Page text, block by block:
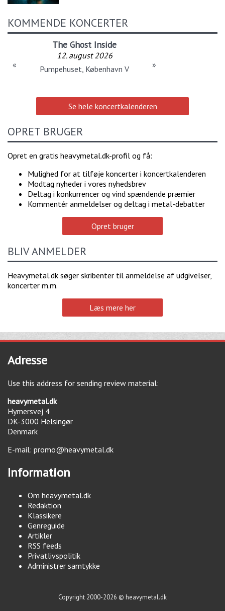
KOMMENDE KONCERTER
The Ghost Inside
12. august 2026
Pumpehuset, København V
« »
Se hele koncertkalenderen
OPRET BRUGER
Opret en gratis heavymetal.dk-profil og få:
Mulighed for at tilføje koncerter i koncertkalenderen
Modtag nyheder i vores nyhedsbrev
Deltag i konkurrencer og vind spændende præmier
Kommentér anmeldelser og deltag i metal-debatter
Opret bruger
BLIV ANMELDER
Heavymetal.dk søger skribenter til anmeldelse af udgivelser,
koncerter m.m.
Læs mere her
Adresse
Use this address for sending review material:
heavymetal.dk
Hymersvej 4
DK-3000 Helsingør
Denmark
E-mail: promo@heavymetal.dk
Information
Om heavymetal.dk
Redaktion
Klassikere
Genreguide
Artikler
RSS feeds
Privatlivspolitik
Administrer samtykke
Copyright 2000-2026 © heavymetal.dk